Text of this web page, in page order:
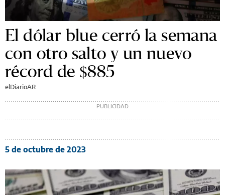
El dólar blue cerró la semana
con otro salto y un nuevo
récord de $885
elDiarioAR
5 de octubre de 2023